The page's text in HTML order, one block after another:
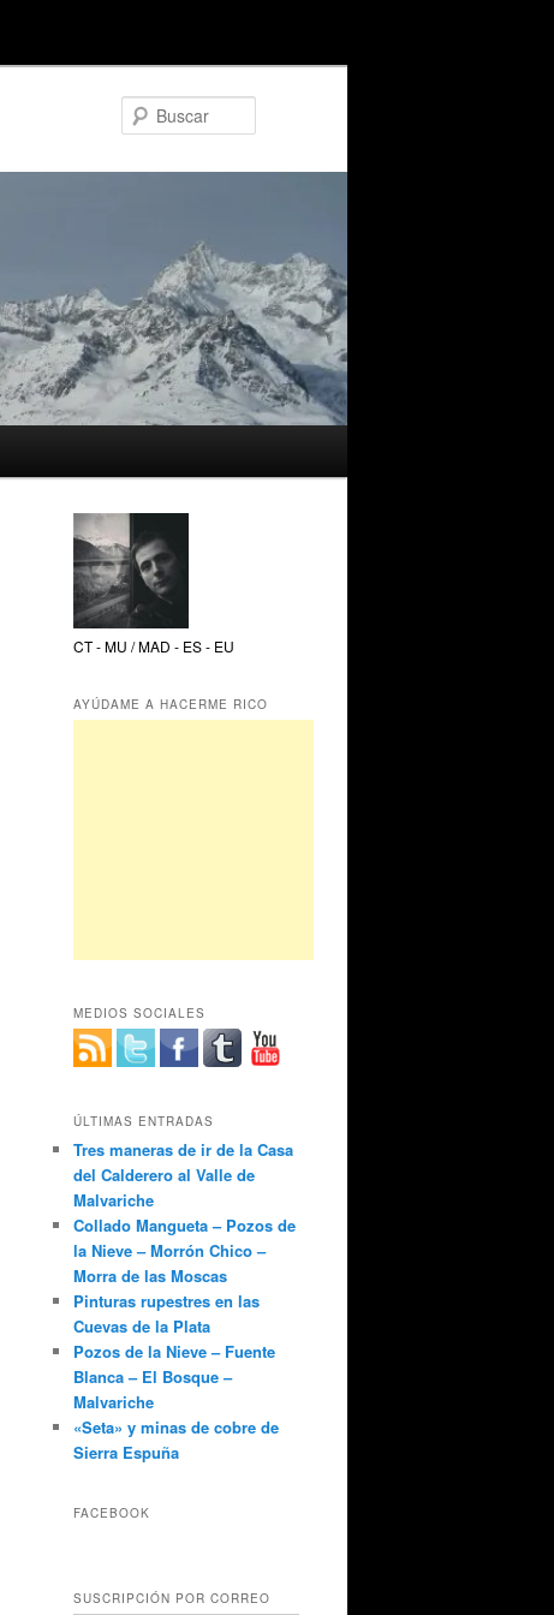
CT - MU / MAD - ES - EU
AYÚDAME A HACERME RICO
MEDIOS SOCIALES
ÚLTIMAS ENTRADAS
Tres maneras de ir de la Casa
del Calderero al Valle de
Malvariche
Collado Mangueta – Pozos de
la Nieve – Morrón Chico –
Morra de las Moscas
Pinturas rupestres en las
Cuevas de la Plata
Pozos de la Nieve – Fuente
Blanca – El Bosque –
Malvariche
«Seta» y minas de cobre de
Sierra Espuña
FACEBOOK
SUSCRIPCIÓN POR CORREO